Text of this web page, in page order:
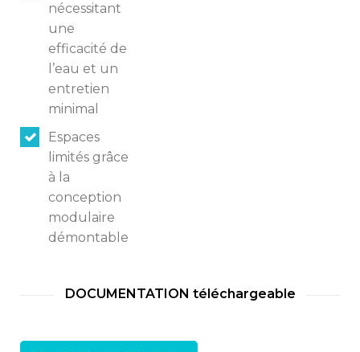
nécessitant
une
efficacité de
l’eau et un
entretien
minimal
Espaces
limités grâce
à la
conception
modulaire
démontable
DOCUMENTATION téléchargeable